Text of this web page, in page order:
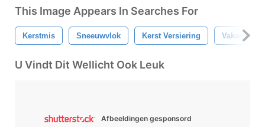
This Image Appears In Searches For
Kerstmis Sneeuwvlok Kerst Versiering Vakantie
U Vindt Dit Wellicht Ook Leuk
Afbeeldingen gesponsord